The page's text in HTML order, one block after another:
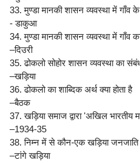
33. मुण्डा मानकी शासन व्यवस्था में गाँव
- डाकुआ
34. मुण्डा मानकी शासन व्यवस्था में गाँव
–दिउरी
35. ढोकलो सोहोर शासन व्यवस्था का
–खड़िया
36. ढोकलो का शाब्दिक अर्थ क्या होता है
–बैठक
37. खड़िया समाज द्वारा 'अखिल भारतीय
–1934-35
38. निम्न में से कौन-एक खड़िया जनजाति
–टांगे खड़िया